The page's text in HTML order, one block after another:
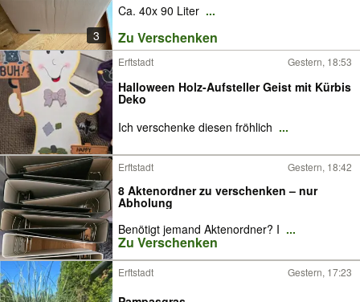
3
Ca. 40x 90 Liter ...
Zu Verschenken
Erftstadt Gestern, 18:53
Halloween Holz-Aufsteller Geist mit Kürbis
Deko
Ich verschenke diesen fröhlich ...
Erftstadt Gestern, 18:42
8 Aktenordner zu verschenken – nur
Abholung
Benötigt jemand Aktenordner? I ...
Zu Verschenken
Erftstadt Gestern, 17:23